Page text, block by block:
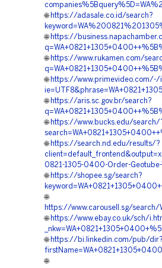
🌐 https://adasale.co.id/search?
🌐 https://
🌐 https://www.rukamen.com/
🌐 https://www.primevideo.com/-/
🌐 https://aris.sc.gov.br/search?
🌐 https://www.bucks.edu/search/
🌐 https://search.nd.edu/results/?
0821-1305-0400-Order-Geotube-
🌐 https://shopee.sg/search?
🌐
https://www.carousell.sg/
🌐 https://www.ebay.co.uk/sch/
🌐 https://bi.linkedin.com/pub/dir?
🌐